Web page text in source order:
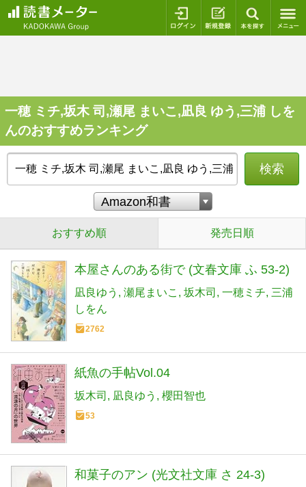
ログイン 新規登録
一穂 ミチ,坂木 司,瀬尾 まいこ,凪良 ゆう,三浦 しを
んのおすすめランキング
検索
おすすめ順 発売日順
本屋さんのある街で (文春文庫 ふ 53-2)
凪良ゆう 瀬尾まいこ 坂木司 一穂ミチ 三浦
しをん
2762
紙魚の手帖Vol.04
坂木司 凪良ゆう 櫻田智也
53
和菓子のアン (光文社文庫 さ 24-3)